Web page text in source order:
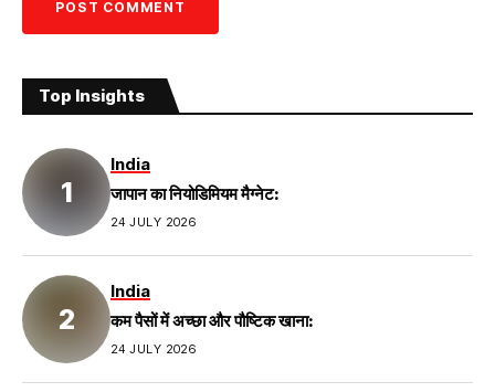
Top Insights
India
जापान का नियोडिमियम मैग्नेट:
24 JULY 2026
India
कम पैसों में अच्छा और पौष्टिक खाना:
24 JULY 2026